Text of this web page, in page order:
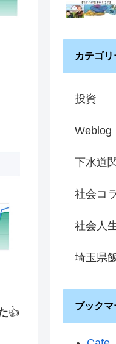
👍️
カテゴリ
投資
Weblog
下水道
社会コ
社会人
埼玉県
ブックマ